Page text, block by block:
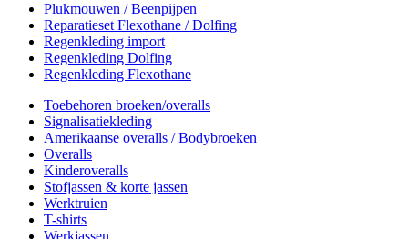
Plukmouwen / Beenpijpen
Reparatieset Flexothane / Dolfing
Regenkleding import
Regenkleding Dolfing
Regenkleding Flexothane
Toebehoren broeken/overalls
Signalisatiekleding
Amerikaanse overalls / Bodybroeken
Overalls
Kinderoveralls
Stofjassen & korte jassen
Werktruien
T-shirts
Werkjassen